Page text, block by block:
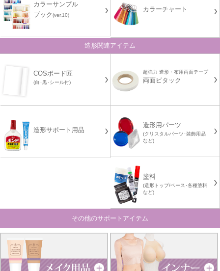
カラーサンプル
ブック(ver.10)
カラーチャート
造形関連アイテム
COSボード匠
(白･黒･シール付)
超強力 造形・布用両面テープ
両面ピタック
造形サポート用品
造形用パーツ
(クリスタルパーツ･装飾用品
など)
塗料
(造形トップ/ベース･各種塗料
など)
その他のサポートアイテム